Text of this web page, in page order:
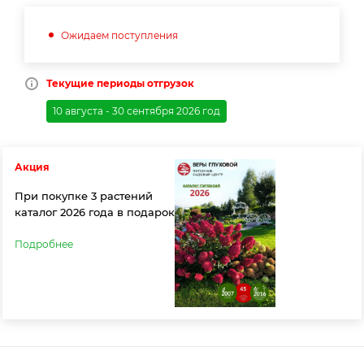
Ожидаем поступления
Текущие периоды отгрузок
10 августа - 30 сентября 2026 год
Акция
При покупке 3 растений
каталог 2026 года в подарок
Подробнее